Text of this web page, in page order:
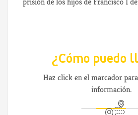
¿Cómo puedo
Haz click en el marcador
información.